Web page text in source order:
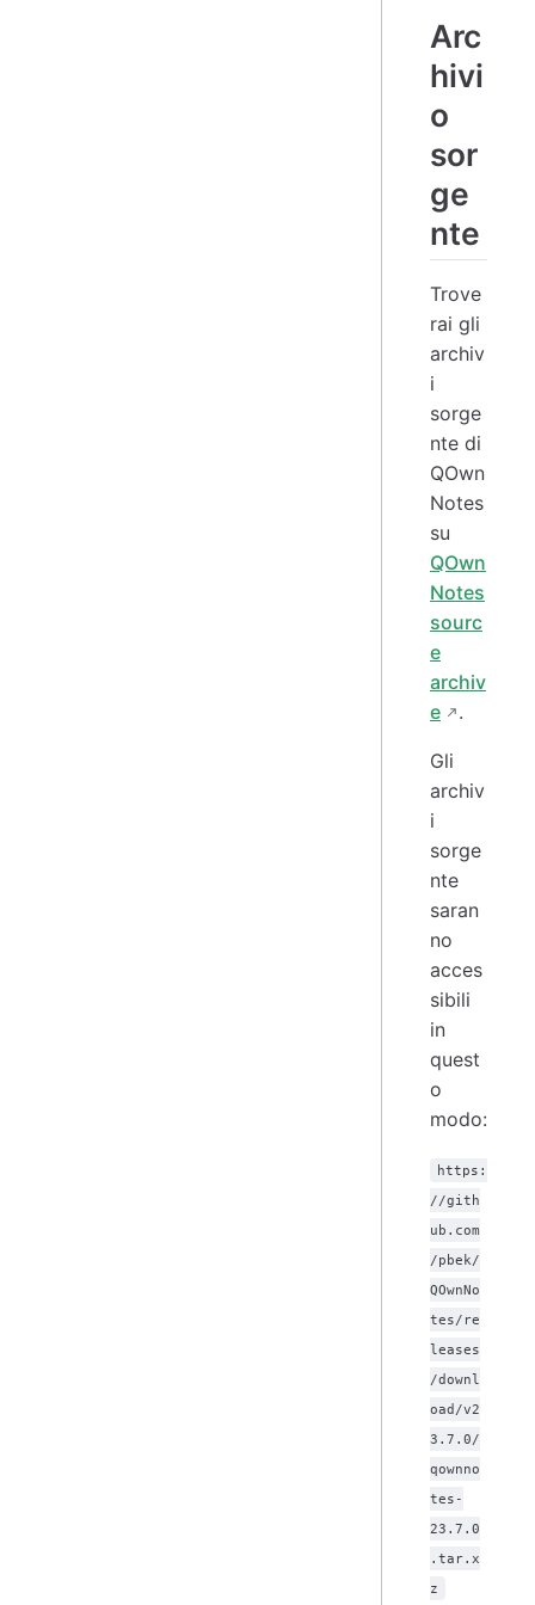
Arc
hivi
o
sor
ge
nte
Trove
rai gli
archiv
i
sorge
nte di
QOwn
Notes
su
QOwn
Notes
sourc
e
archiv
e
.
Gli
archiv
i
sorge
nte
saran
no
acces
sibili
in
quest
o
modo:
https:
//gith
ub.com
/pbek/
QOwnNo
tes/re
leases
/downl
oad/v2
3.7.0/
qownno
tes-
23.7.0
.tar.x
z